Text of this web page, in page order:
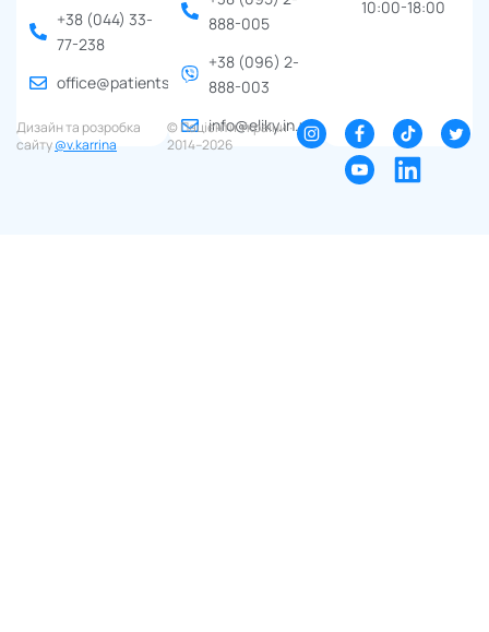
+38 (044) 33-
77-238
office@patients.org.ua
888-005
+38 (096) 2-
888-003
info@eliky.in.ua
10:00-18:00
Дизайн та розробка
сайту@v.karrina
© Пацієнти України ∙
2014–2026